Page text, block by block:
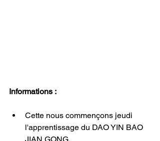
Informations :
Cette nous commençons jeudi
l'apprentissage du DAO YIN BAO